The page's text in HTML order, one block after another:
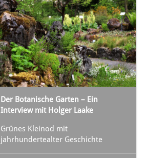
Der Botanische Garten – Ein
Interview mit Holger Laake
Grünes Kleinod mit
jahrhundertealter Geschichte